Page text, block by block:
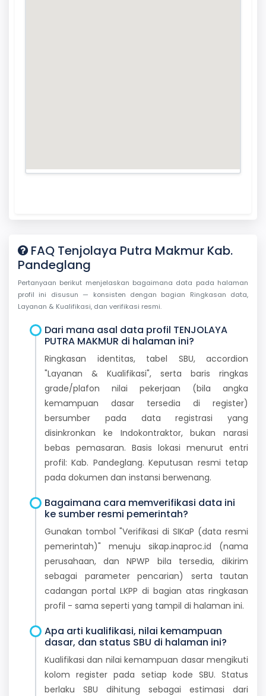
FAQ Tenjolaya Putra Makmur Kab.
Pandeglang
Pertanyaan berikut menjelaskan bagaimana data pada halaman
profil ini disusun — konsisten dengan bagian Ringkasan data,
Layanan & Kualifikasi, dan verifikasi resmi.
Dari mana asal data profil TENJOLAYA
PUTRA MAKMUR di halaman ini?
Ringkasan identitas, tabel SBU, accordion
"Layanan & Kualifikasi", serta baris ringkas
grade/plafon nilai pekerjaan (bila angka
kemampuan dasar tersedia di register)
bersumber pada data registrasi yang
disinkronkan ke Indokontraktor, bukan narasi
bebas pemasaran. Basis lokasi menurut entri
profil: Kab. Pandeglang. Keputusan resmi tetap
pada dokumen dan instansi berwenang.
Bagaimana cara memverifikasi data ini
ke sumber resmi pemerintah?
Gunakan tombol "Verifikasi di SIKaP (data resmi
pemerintah)" menuju sikap.inaproc.id (nama
perusahaan, dan NPWP bila tersedia, dikirim
sebagai parameter pencarian) serta tautan
cadangan portal LKPP di bagian atas ringkasan
profil - sama seperti yang tampil di halaman ini.
Apa arti kualifikasi, nilai kemampuan
dasar, dan status SBU di halaman ini?
Kualifikasi dan nilai kemampuan dasar mengikuti
kolom register pada setiap kode SBU. Status
berlaku SBU dihitung sebagai estimasi dari